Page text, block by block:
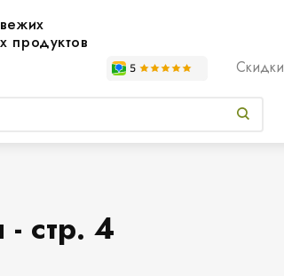
продуктов
Скидки
стр. 4